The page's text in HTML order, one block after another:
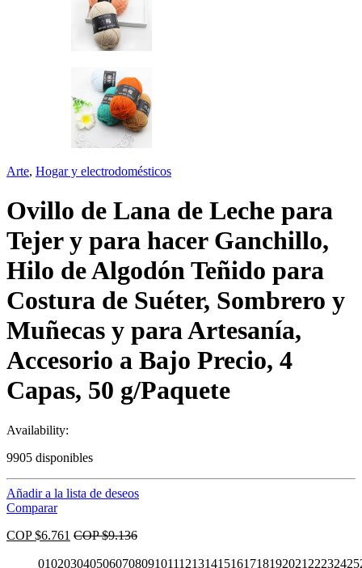
Arte, Hogar y electrodomésticos
Ovillo de Lana de Leche para
Tejer y para hacer Ganchillo,
Hilo de Algodón Teñido para
Costura de Suéter, Sombrero y
Muñecas y para Artesanía,
Accesorio a Bajo Precio, 4
Capas, 50 g/Paquete
Availability:
9905 disponibles
Añadir a la lista de deseos
Comparar
COP $6.761 COP $9.136
010203040506070809101112131415161718192021 22232425